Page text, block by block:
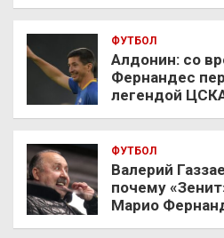
ФУТБОЛ
Алдонин: со
Фернандес
легендой
ФУТБОЛ
Валерий
почему
Марио